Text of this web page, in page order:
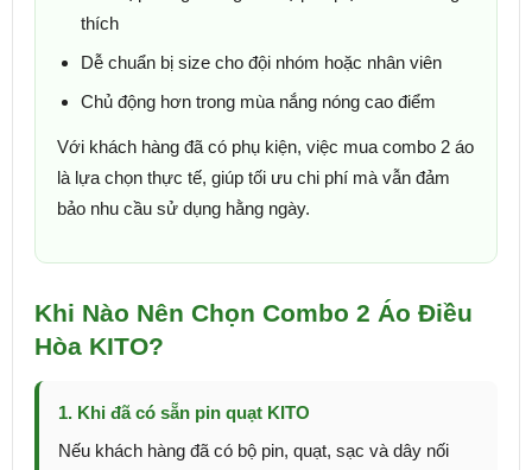
thích
Dễ chuẩn bị size cho đội nhóm hoặc nhân viên
Chủ động hơn trong mùa nắng nóng cao điểm
Với khách hàng đã có phụ kiện, việc mua combo 2 áo
là lựa chọn thực tế, giúp tối ưu chi phí mà vẫn đảm
bảo nhu cầu sử dụng hằng ngày.
Khi Nào Nên Chọn Combo 2 Áo Điều
Hòa KITO?
1. Khi đã có sẵn pin quạt KITO
Nếu khách hàng đã có bộ pin, quạt, sạc và dây nối